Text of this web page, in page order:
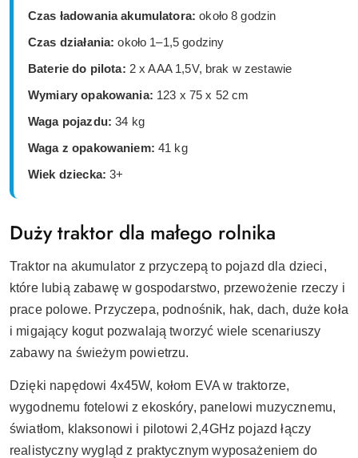
Czas ładowania akumulatora: około 8 godzin
Czas działania: około 1–1,5 godziny
Baterie do pilota: 2 x AAA 1,5V, brak w zestawie
Wymiary opakowania: 123 x 75 x 52 cm
Waga pojazdu: 34 kg
Waga z opakowaniem: 41 kg
Wiek dziecka: 3+
Duży traktor dla małego rolnika
Traktor na akumulator z przyczepą to pojazd dla dzieci,
które lubią zabawę w gospodarstwo, przewożenie rzeczy i
prace polowe. Przyczepa, podnośnik, hak, dach, duże koła
i migający kogut pozwalają tworzyć wiele scenariuszy
zabawy na świeżym powietrzu.
Dzięki napędowi 4x45W, kołom EVA w traktorze,
wygodnemu fotelowi z ekoskóry, panelowi muzycznemu,
światłom, klaksonowi i pilotowi 2,4GHz pojazd łączy
realistyczny wygląd z praktycznym wyposażeniem do